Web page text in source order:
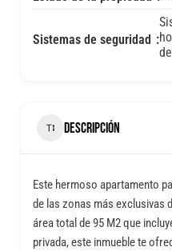
Sistemas de seguridad
DESCRIPCIÓN
Este hermoso apartamento
de las zonas más exclusivas
área total de 95 M2 que
privada, este inmueble te